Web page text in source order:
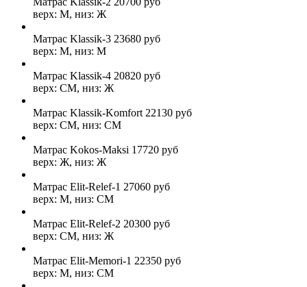
верх: М, низ: Ж
Матрас Klassik-3 23680 руб
верх: М, низ: М
Матрас Klassik-4 20820 руб
верх: СМ, низ: Ж
Матрас Klassik-Komfort 22130 руб
верх: СМ, низ: СМ
Матрас Kokos-Maksi 17720 руб
верх: Ж, низ: Ж
Матрас Elit-Relef-1 27060 руб
верх: М, низ: СМ
Матрас Elit-Relef-2 20300 руб
верх: СМ, низ: Ж
Матрас Elit-Memori-1 22350 руб
верх: М, низ: СМ